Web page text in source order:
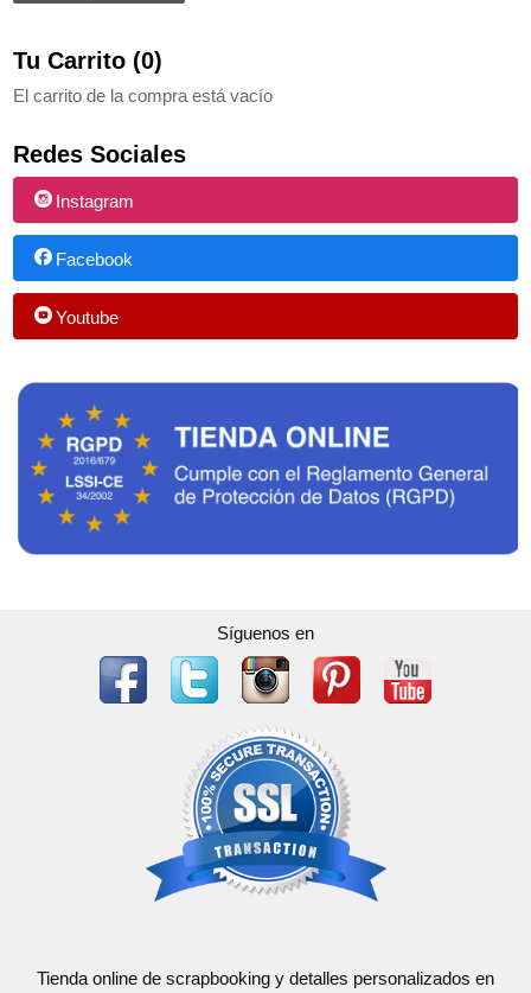
Tu Carrito (0)
El carrito de la compra está vacío
Redes Sociales
Instagram
Facebook
Youtube
Síguenos en
Tienda online de scrapbooking y detalles personalizados en